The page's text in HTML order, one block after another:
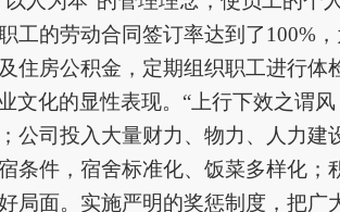
工的劳动合同签订率达到了100%，
住房公积金，定期组织职工进行体
文化的显性表现。 “上行下效之谓
公司投入大量财力、物力、人力
条件，宿舍标准化、饭菜多样化
局面。实施严明的奖惩制度，把